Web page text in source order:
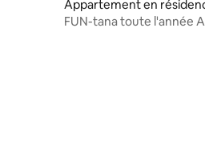
Appartement en
⋅ Fontana-on-Geneva
FUN-tana toute l'année